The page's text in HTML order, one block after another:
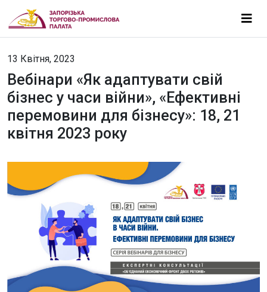
13 Квітня, 2023
Вебінари «Як адаптувати свій
бізнес у часи війни», «Ефективні
перемовини для бізнесу»: 18, 21
квітня 2023 року